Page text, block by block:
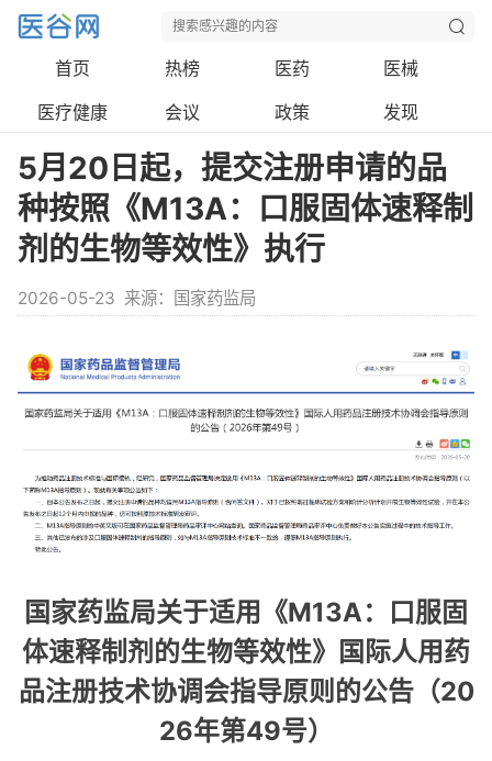
首页 热榜 医药
医械
医疗健康
会议 政策 发现
5月20日起，提交注册申请的品
种按照《M13A：口服固体速释制
剂的生物等效性》执行
2026-05-23 来源：国家药监局
国家药监局关于适用《M13A：口服固
体速释制剂的生物等效性》国际人用药
品注册技术协调会指导原则的公告（20
26年第49号）